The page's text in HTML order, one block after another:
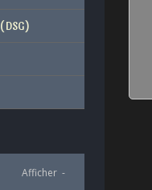
)
Afficher -